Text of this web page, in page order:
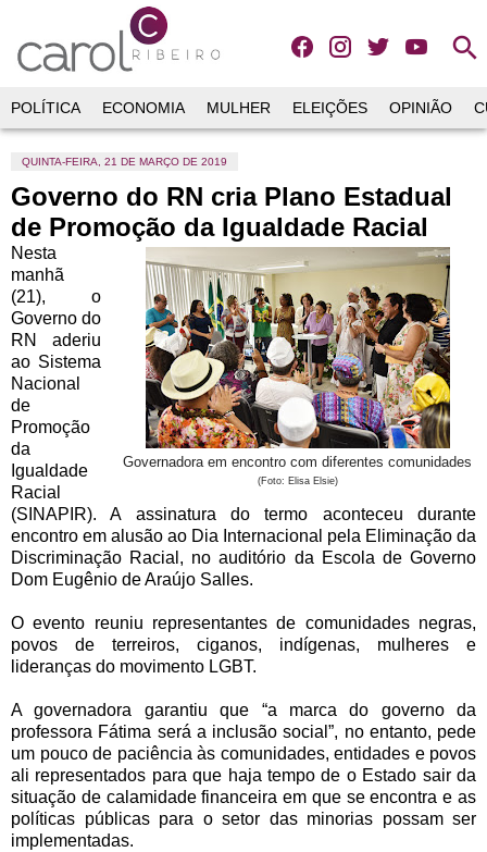
search
POLÍTICA ECONOMIA MULHER ELEIÇÕES OPINIÃO
QUINTA-FEIRA, 21 DE MARÇO DE 2019
Governo do RN cria Plano Estadual
de Promoção da Igualdade Racial
Governadora em encontro com diferentes comunidades
(Foto: Elisa Elsie)
Nesta
manhã
(21), o
Governo do
RN aderiu
ao Sistema
Nacional
de
Promoção
da
Igualdade
Racial
(SINAPIR). A assinatura do termo aconteceu durante
encontro em alusão ao Dia Internacional pela Eliminação da
Discriminação Racial, no auditório da Escola de Governo
Dom Eugênio de Araújo Salles.
O evento reuniu representantes de comunidades negras,
povos de terreiros, ciganos, indígenas, mulheres e
lideranças do movimento LGBT.
A governadora garantiu que “a marca do governo da
professora Fátima será a inclusão social”, no entanto, pede
um pouco de paciência às comunidades, entidades e povos
ali representados para que haja tempo de o Estado sair da
situação de calamidade financeira em que se encontra e as
políticas públicas para o setor das minorias possam ser
implementadas.